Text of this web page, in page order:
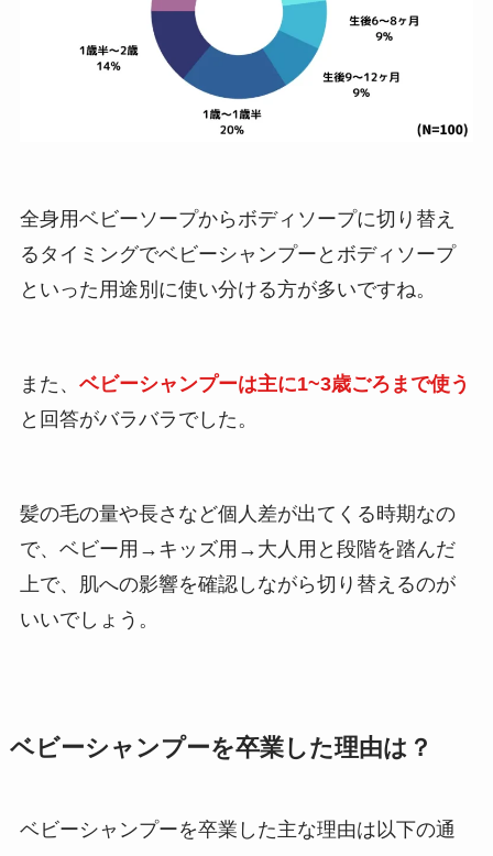
全身用ベビーソープからボディソープに切り替え
るタイミングでベビーシャンプーとボディソープ
といった用途別に使い分ける方が多いですね。
また、 ベビーシャンプーは主に1~3歳ごろまで使う
と回答がバラバラでした。
髪の毛の量や長さなど個人差が出てくる時期なの
で、ベビー用→キッズ用→大人用と段階を踏んだ
上で、肌への影響を確認しながら切り替えるのが
いいでしょう。
ベビーシャンプーを卒業した理由は？
ベビーシャンプーを卒業した主な理由は以下の通